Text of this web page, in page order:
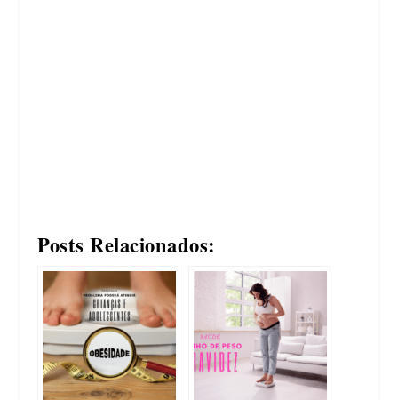
Posts Relacionados: